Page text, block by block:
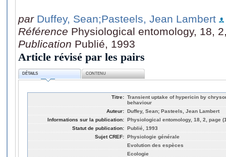
par Duffey, Sean;Pasteels, Jean Lambert
Référence Physiological entomology, 18,
Publication Publié, 1993
Article révisé par les pairs
DÉTAILS CONTENU
Titre: Transient uptake of hypericin by
behaviour
Auteur: Duffey, Sean; Pasteels, Jean Lambert
Informations sur la publication: Physiological entomology, 18, 2, page
Statut de publication: Publié, 1993
Sujet CREF: Physiologie générale
Evolution des espèces
Ecologie